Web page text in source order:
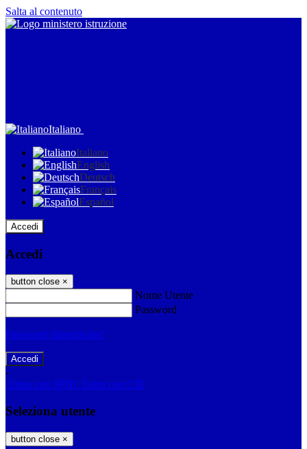
Salta al contenuto
Italiano
Italiano
English
Deutsch
Français
Español
Accedi
Accedi
button close ×
Nome Utente
Password
Password dimenticata?
-
Entra con SPID Entra con CIE
Seleziona utente
button close ×